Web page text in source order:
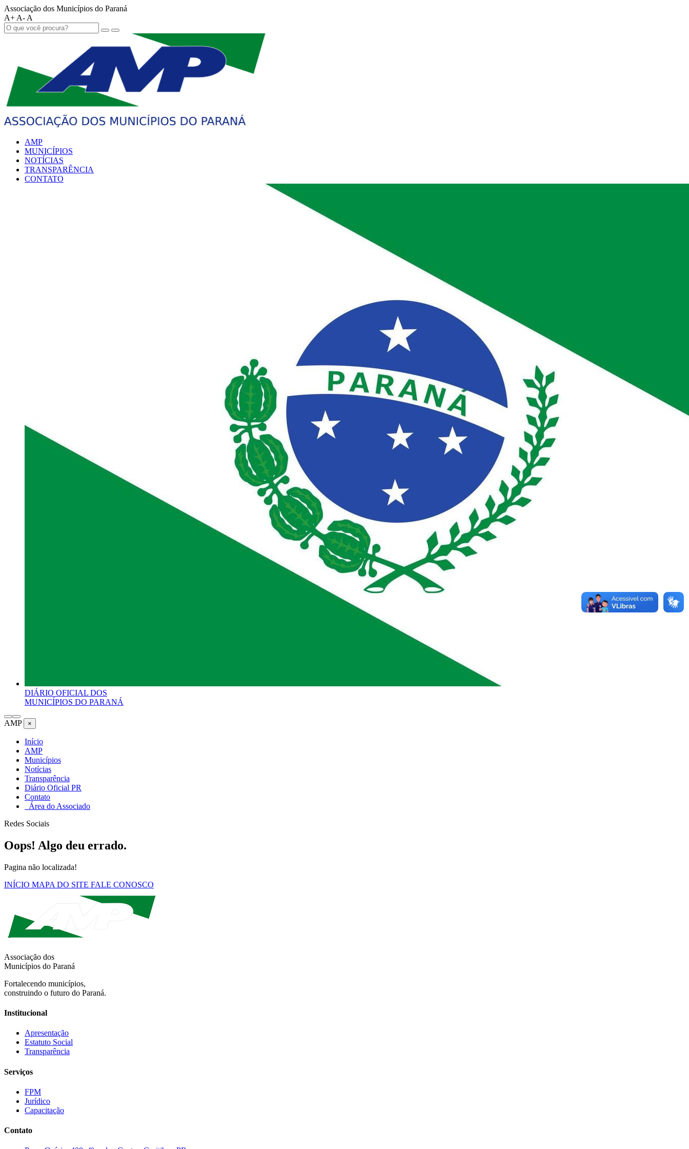
Associação dos Municípios do Paraná
A+ A- A
AMP
MUNICÍPIOS
NOTÍCIAS
TRANSPARÊNCIA
CONTATO
DIÁRIO OFICIAL DOS
MUNICÍPIOS DO PARANÁ
AMP ×
Início
AMP
Municípios
Notícias
Transparência
Diário Oficial PR
Contato
Área do Associado
Redes Sociais
Oops! Algo deu errado.
Pagina não localizada!
INÍCIO MAPA DO SITE FALE CONOSCO
Associação dos
Municípios do Paraná
Fortalecendo municípios,
construindo o futuro do Paraná.
Institucional
Apresentação
Estatuto Social
Transparência
Serviços
FPM
Jurídico
Capacitação
Contato